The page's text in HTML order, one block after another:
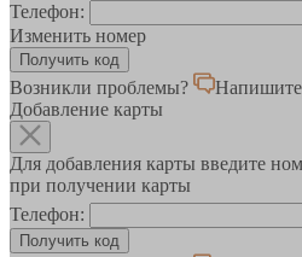
Телефон:
Изменить номер
Возникли проблемы?
Добавление карты
Для добавления карты введите
при получении карты
Телефон: